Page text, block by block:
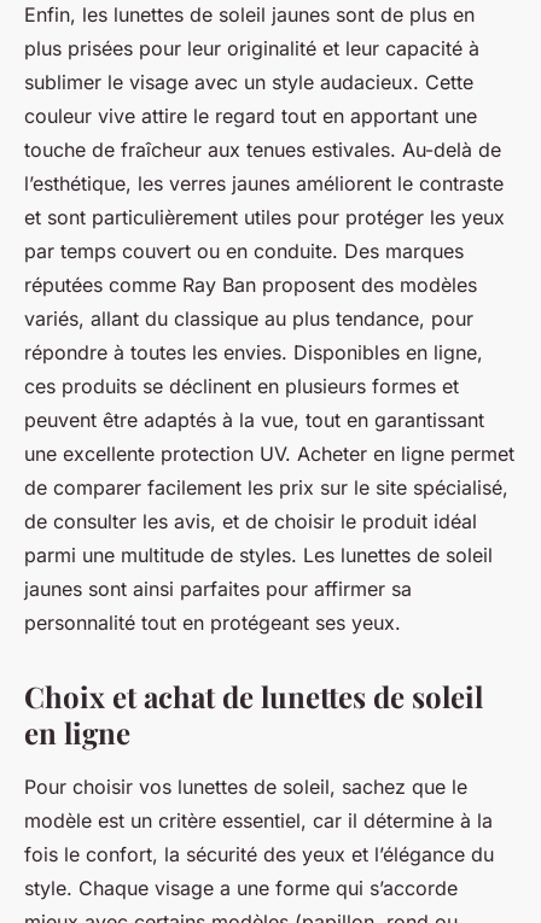
Enfin, les lunettes de soleil jaunes sont de plus en
plus prisées pour leur originalité et leur capacité à
sublimer le visage avec un style audacieux. Cette
couleur vive attire le regard tout en apportant une
touche de fraîcheur aux tenues estivales. Au-delà de
l’esthétique, les verres jaunes améliorent le contraste
et sont particulièrement utiles pour protéger les yeux
par temps couvert ou en conduite. Des marques
réputées comme Ray Ban proposent des modèles
variés, allant du classique au plus tendance, pour
répondre à toutes les envies. Disponibles en ligne,
ces produits se déclinent en plusieurs formes et
peuvent être adaptés à la vue, tout en garantissant
une excellente protection UV. Acheter en ligne permet
de comparer facilement les prix sur le site spécialisé,
de consulter les avis, et de choisir le produit idéal
parmi une multitude de styles. Les lunettes de soleil
jaunes sont ainsi parfaites pour affirmer sa
personnalité tout en protégeant ses yeux.
Choix et achat de lunettes de soleil
en ligne
Pour choisir vos lunettes de soleil, sachez que le
modèle est un critère essentiel, car il détermine à la
fois le confort, la sécurité des yeux et l’élégance du
style. Chaque visage a une forme qui s’accorde